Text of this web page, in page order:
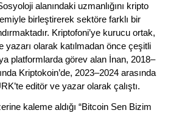
alanındaki uzmanlığını kripto
birleştirerek sektöre farklı bir
Kriptofoni’ye kurucu ortak,
yazarı olarak katılmadan önce çeşitli
platformlarda görev alan İnan, 2018–
Kriptokoin’de, 2023–2024 arasında
editör ve yazar olarak çalıştı.
kaleme aldığı “Bitcoin Sen Bizim